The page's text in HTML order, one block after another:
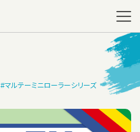
#マルテーミニローラーシリーズ